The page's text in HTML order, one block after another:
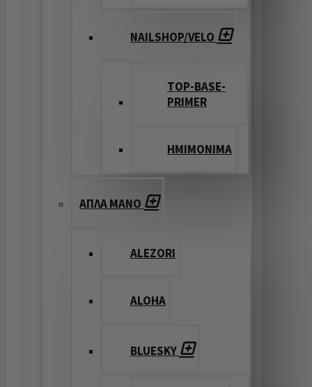
NAILSHOP/VELO
TOP-BASE-
PRIMER
ΗΜΙΜΟΝΙΜΑ
ΑΠΛΑ ΜΑΝΟ
ALEZORI
ALOHA
BLUESKY